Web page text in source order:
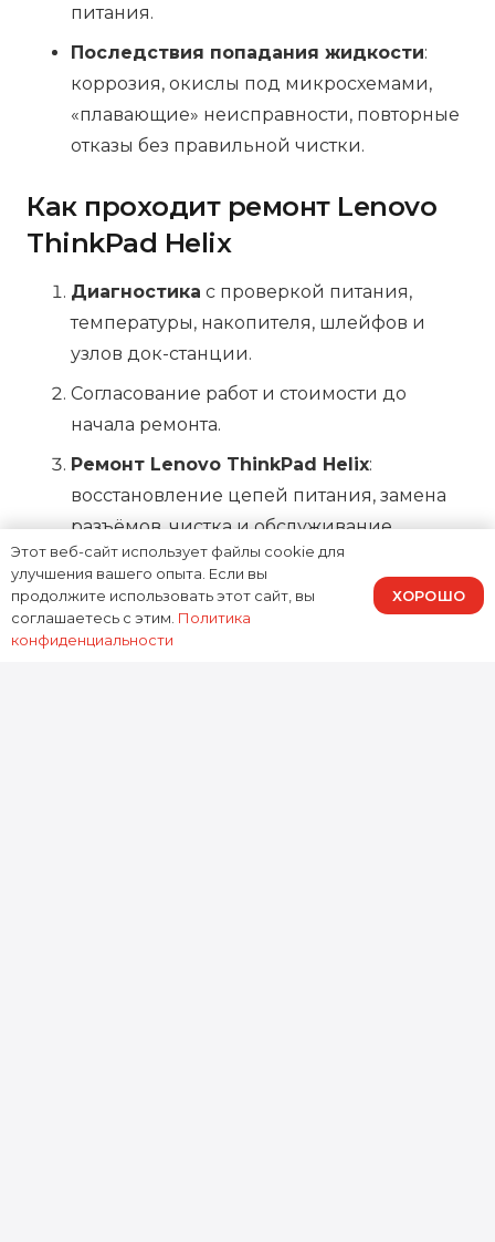
питания.
Последствия попадания жидкости:
коррозия, окислы под микросхемами,
«плавающие» неисправности, повторные
отказы без правильной чистки.
Как проходит ремонт Lenovo
ThinkPad Helix
Диагностика с проверкой питания,
температуры, накопителя, шлейфов и
узлов док-станции.
Согласование работ и стоимости до
начала ремонта.
Ремонт Lenovo ThinkPad Helix:
восстановление цепей питания, замена
разъёмов, чистка и обслуживание
охлаждения, ремонт/замена дисплейного
модуля, устранение последствий влаги,
настройка и тестирование.
Этот веб-сайт использует файлы cookie для
улучшения вашего опыта. Если вы
продолжите использовать этот сайт, вы
соглашаетесь с этим. Политика
конфиденциальности
ХОРОШО